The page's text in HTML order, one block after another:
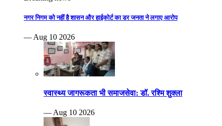
नगर निगम को नहीं है शासन और हाईकोर्ट का डर जनता ने लगाए आरोप
— Aug 10 2026
स्वास्थ्य जागरूकता भी समाजसेवा: डॉ. रश्मि शुक्ला
— Aug 10 2026